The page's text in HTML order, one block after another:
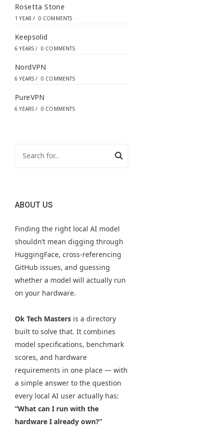
Rosetta Stone
1 YEAR / 0 COMMENTS
Keepsolid
6 YEARS / 0 COMMENTS
NordVPN
6 YEARS / 0 COMMENTS
PureVPN
6 YEARS / 0 COMMENTS
ABOUT US
Finding the right local AI model
shouldn’t mean digging through
HuggingFace, cross-referencing
GitHub issues, and guessing
whether a model will actually run
on your hardware.
Ok Tech Masters is a directory
built to solve that. It combines
model specifications, benchmark
scores, and hardware
requirements in one place — with
a simple answer to the question
every local AI user actually has:
“What can I run with the
hardware I already own?”